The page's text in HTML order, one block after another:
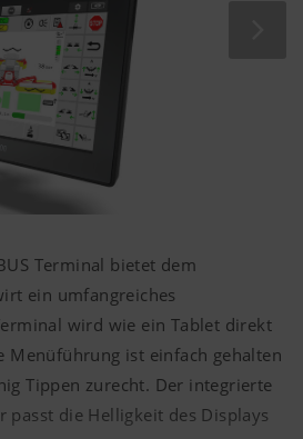
Terminal bietet dem
ein umfangreiches
wird wie ein Tablet direkt
Menüführung ist einfach gehalten
Tippen zurecht. Der integrierte
passt die Helligkeit des Displays